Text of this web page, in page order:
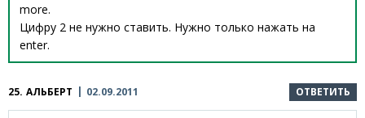
more.
Цифру 2 не нужно ставить. Нужно только нажать на
enter.
25. АЛЬБЕРТ 02.09.2011 ОТВЕТИТЬ